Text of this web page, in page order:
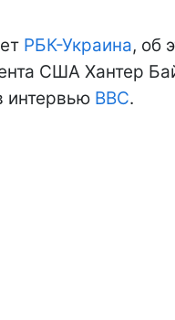
РБК-Украина, об
США Хантер
интервью BBC.